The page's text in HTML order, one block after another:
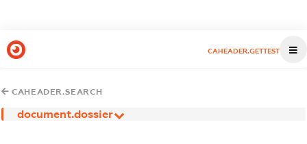
CAHEADER.GETTEST
CAHEADER.SEARCH
document.dossier